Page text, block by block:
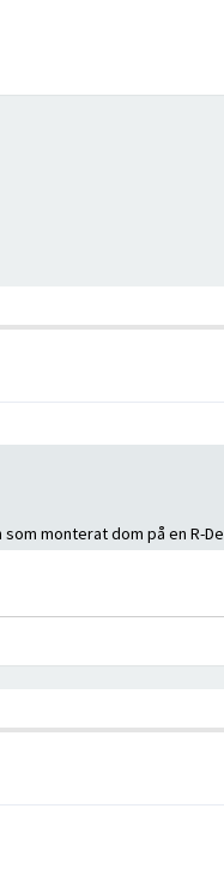
monterat dom på en R-